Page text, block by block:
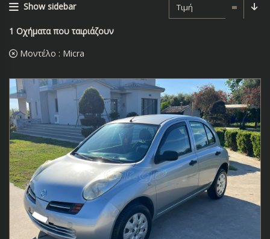
Show sidebar Τιμή
1 Οχήματα που ταιριάζουν
Μοντέλο : Micra